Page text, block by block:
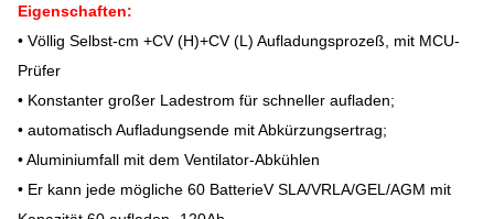
Eigenschaften:
• Völlig Selbst-cm +CV (H)+CV (L) Aufladungsprozeß, mit MCU-
Prüfer
• Konstanter großer Ladestrom für schneller aufladen;
• automatisch Aufladungsende mit Abkürzungsertrag;
• Aluminiumfall mit dem Ventilator-Abkühlen
• Er kann jede mögliche 60 BatterieV SLA/VRLA/GEL/AGM mit